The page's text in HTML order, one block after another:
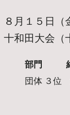
８月１５日
十和田大会
部門
団体 ３位